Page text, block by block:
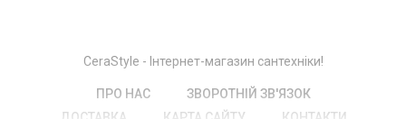
CeraStyle - Інтернет-магазин сантехніки!
ПРО НАС
ЗВОРОТНІЙ ЗВ'ЯЗОК